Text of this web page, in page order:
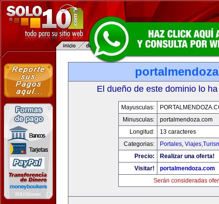
El dueño de este dominio lo
Mayusculas:
Minusculas:
portalmendoza.com
Longitud:
13 caracteres
Categorias:
Portales,
Precio:
Realizar una oferta!
Visitar!
portalmendoza.com
Serán consideradas